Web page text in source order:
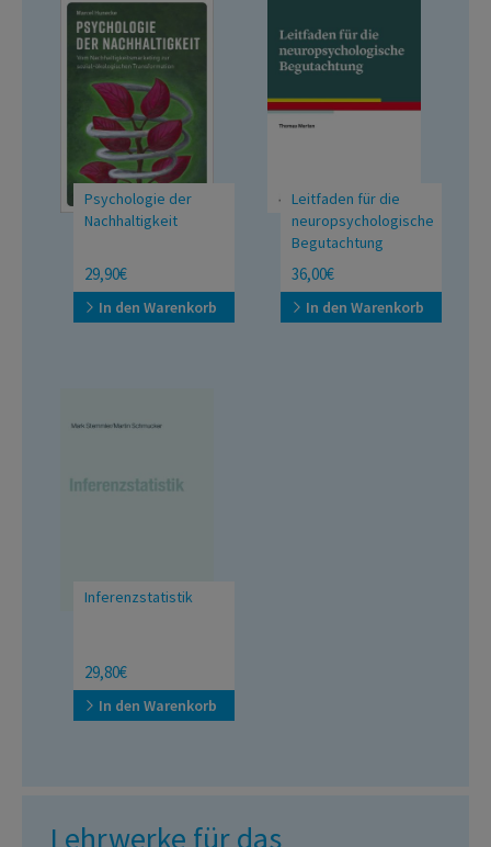
Psychologie der
Nachhaltigkeit
Vom
Nachhaltigkeitsmarketing
zur sozial-ökologischen
Transformation
29,90€
In den Warenkorb
Leitfaden für die
neuropsychologische
Begutachtung
die ärzte  Lieder der
besten Band der Welt 
14570
36,00€
In den Warenkorb
Inferenzstatistik
29,80€
In den Warenkorb
Lehrwerke für das